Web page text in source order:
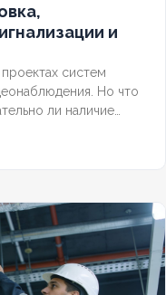
и
систем
Но что
ли наличие
расшифровку,